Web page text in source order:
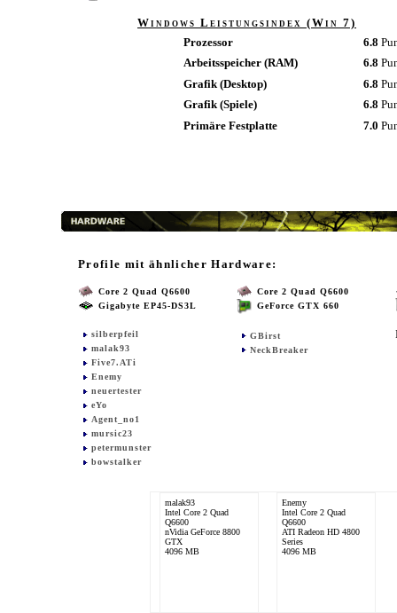
Windows Leistungsindex (Win 7)
Prozessor
6.8
Arbeitsspeicher (RAM)
6.8
Grafik (Desktop)
6.8
Grafik (Spiele)
6.8
Primäre Festplatte
7.0
Profile mit ähnlicher Hardware:
Core 2 Quad Q6600
Gigabyte EP45-DS3L
silberpfeil
malak93
Five7.ATi
Enemy
neuertester
eYo
Agent_no1
mursic23
petermunster
bowstalker
Core 2 Quad Q6600
GeForce GTX 660
GBirst
NeckBreaker
malak93
Intel Core 2 Quad
Q6600
nVidia GeForce 8800
GTX
4096 MB
Enemy
Intel Core 2 Quad
Q6600
ATI Radeon HD 4800
Series
4096 MB